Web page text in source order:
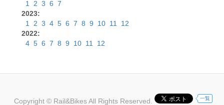
1
2 3 6 7
2023:
1
2 3 4 5 6 7 8 9 10 11
12
2022:
4 5 6 7 8 9 10 11 12
Copyright © Rail&Bikes All Rights Reserved. 一覧